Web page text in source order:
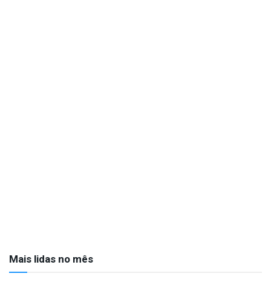
Mais lidas no mês